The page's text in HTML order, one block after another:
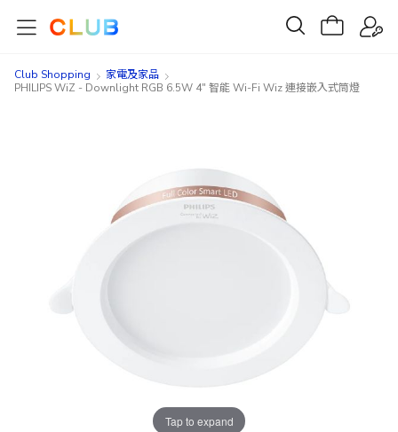
Club Shopping
家電及家品
PHILIPS WiZ - Downlight RGB 6.5W 4" 智能 Wi-Fi Wiz 連接嵌入式筒燈
Tap to expand